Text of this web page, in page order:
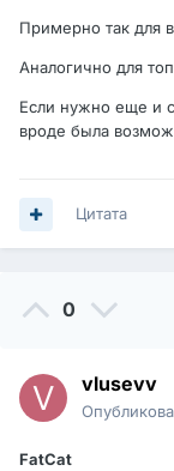
Примерно так для
Аналогично для
Если нужно еще и
вроде была
Цитата
0
vlusevv
FatCat